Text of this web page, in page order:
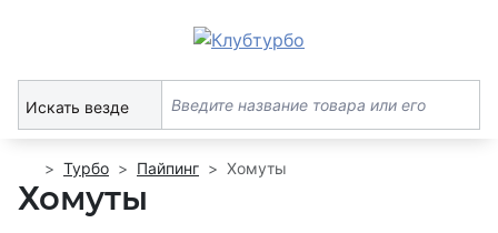
Искать везде
Турбо Пайпинг Хомуты
Хомуты